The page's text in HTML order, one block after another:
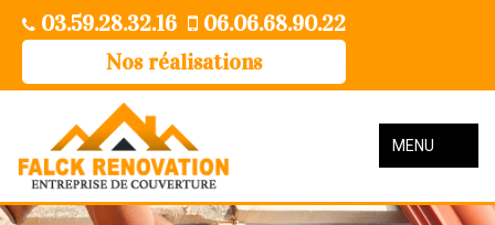
03.59.28.32.16
06.06.68.90.22
Nos réalisations
MENU